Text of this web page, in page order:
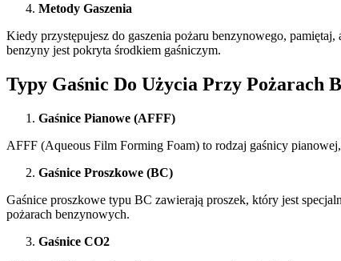
Metody Gaszenia
Kiedy przystępujesz do gaszenia pożaru benzynowego,
benzyny jest pokryta środkiem gaśniczym.
Typy Gaśnic Do Użycia Przy Pożarach
Gaśnice Pianowe (AFFF)
AFFF (Aqueous Film Forming Foam) to rodzaj gaśnicy
Gaśnice Proszkowe (BC)
Gaśnice proszkowe typu BC zawierają proszek, który jest
pożarach benzynowych.
Gaśnice CO2